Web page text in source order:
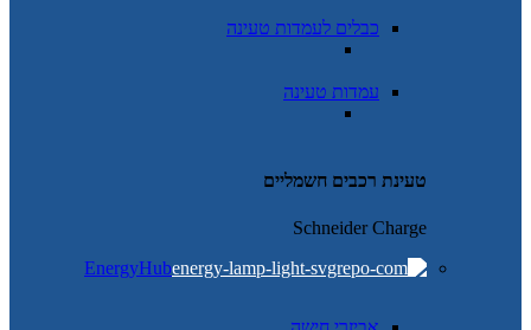
כבלים לעמדות טעינה
עמדות טעינה
טעינת רכבים חשמליים
Schneider Charge
EnergyHub